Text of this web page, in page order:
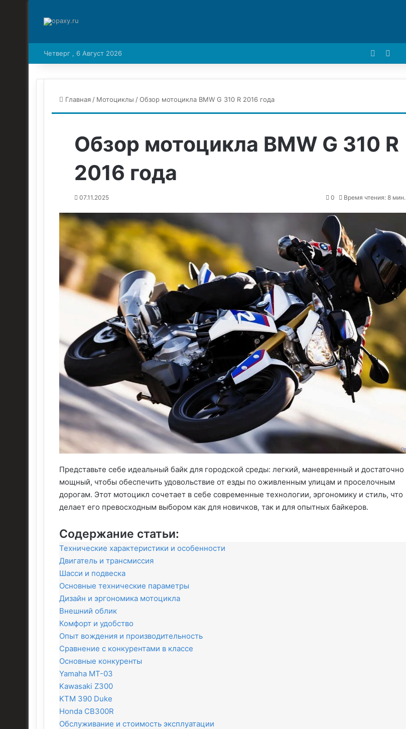
Четверг , 6 Август 2026 Войти
Главная / Мотоциклы /Обзор мотоцикла BMW G 310 R 2016 года
Обзор мотоцикла BMW G 310 R
2016 года
07.11.2025 0 Время чтения: 8 мин.
Представьте себе идеальный байк для городской среды: легкий, маневренный и достаточно
мощный, чтобы обеспечить удовольствие от езды по оживленным улицам и проселочным
дорогам. Этот мотоцикл сочетает в себе современные технологии, эргономику и стиль, что
делает его превосходным выбором как для новичков, так и для опытных байкеров.
Содержание статьи:
Технические характеристики и особенности
Двигатель и трансмиссия
Шасси и подвеска
Основные технические параметры
Дизайн и эргономика мотоцикла
Внешний облик
Комфорт и удобство
Опыт вождения и производительность
Сравнение с конкурентами в классе
Основные конкуренты
Yamaha MT-03
Kawasaki Z300
KTM 390 Duke
Honda CB300R
Обслуживание и стоимость эксплуатации